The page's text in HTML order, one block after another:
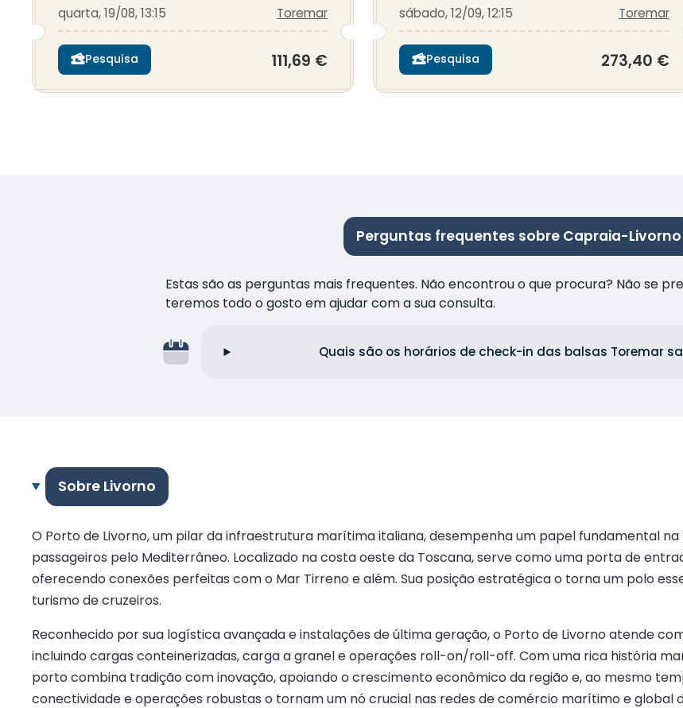
quarta, 19/08, 13:15 Toremar
Pesquisa 111,69 €
sábado, 12/09, 12:15 Toremar
Pesquisa 273,40 €
Perguntas frequentes sobre Capraia-Livorno
Estas são as perguntas mais frequentes. Não encontrou o que procura? Não se
teremos todo o gosto em ajudar com a sua consulta.
Quais são os horários de check-in das balsas Toremar
Sobre Livorno
O Porto de Livorno, um pilar da infraestrutura marítima italiana, desempenha um papel fundamental
passageiros pelo Mediterrâneo. Localizado na costa oeste da Toscana, serve como uma porta de
oferecendo conexões perfeitas com o Mar Tirreno e além. Sua posição estratégica o torna um polo
turismo de cruzeiros.
Reconhecido por sua logística avançada e instalações de última geração, o Porto de Livorno atende
incluindo cargas conteinerizadas, carga a granel e operações roll-on/roll-off. Com uma rica história
porto combina tradição com inovação, apoiando o crescimento econômico da região e, ao mesmo
conectividade e operações robustas o tornam um nó crucial nas redes de comércio marítimo e global